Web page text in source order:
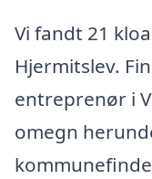
Vi fandt 21
Hjermitslev.
entreprenør i
omegn